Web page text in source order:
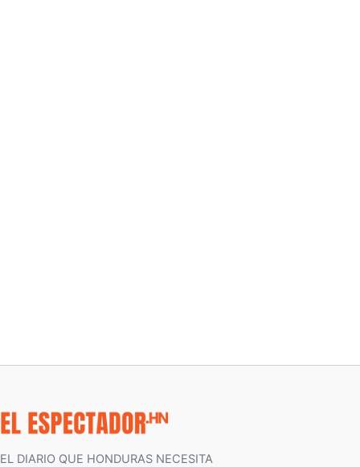
EL DIARIO QUE HONDURAS NECESITA